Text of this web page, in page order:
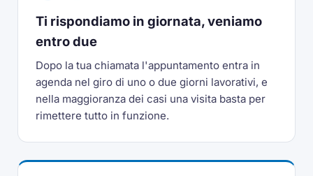
Ti rispondiamo in giornata, veniamo
entro due
Dopo la tua chiamata l'appuntamento entra in
agenda nel giro di uno o due giorni lavorativi, e
nella maggioranza dei casi una visita basta per
rimettere tutto in funzione.